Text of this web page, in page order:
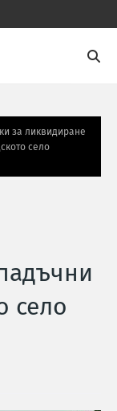
за ликвидиране
село
село